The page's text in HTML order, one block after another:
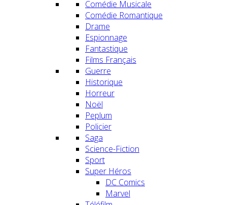
Comédie Musicale
Comédie Romantique
Drame
Espionnage
Fantastique
Films Français
Guerre
Historique
Horreur
Noël
Peplum
Policier
Saga
Science-Fiction
Sport
Super Héros
DC Comics
Marvel